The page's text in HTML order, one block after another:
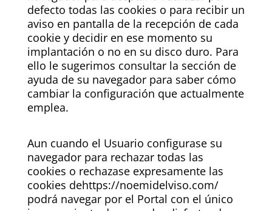
defecto todas las cookies o para recibir un
aviso en pantalla de la recepción de cada
cookie y decidir en ese momento su
implantación o no en su disco duro. Para
ello le sugerimos consultar la sección de
ayuda de su navegador para saber cómo
cambiar la configuración que actualmente
emplea.
Aun cuando el Usuario configurase su
navegador para rechazar todas las
cookies o rechazase expresamente las
cookies dehttps://noemidelviso.com/
podrá navegar por el Portal con el único